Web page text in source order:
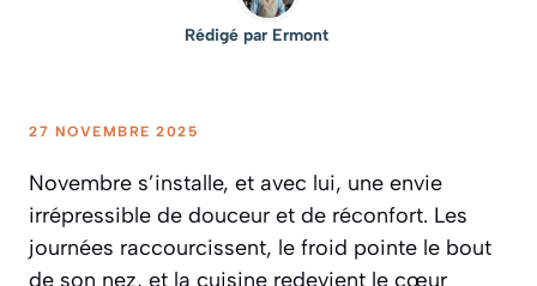
Rédigé par Ermont
27 NOVEMBRE 2025
Novembre s’installe, et avec lui, une envie
irrépressible de douceur et de réconfort. Les
journées raccourcissent, le froid pointe le bout
de son nez, et la cuisine redevient le cœur